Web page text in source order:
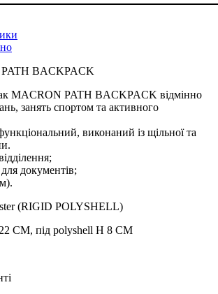
BACKPACK
MACRON PATH BACKPACK відмінно
занять спортом та активного
виконаний із щільної та
документів;
(RIGID POLYSHELL)
CM, під polyshell H 8 CM